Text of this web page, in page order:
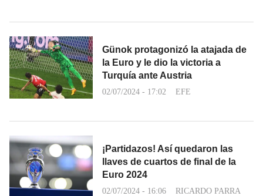
Günok protagonizó la atajada de
la Euro y le dio la victoria a
Turquía ante Austria
02/07/2024 - 17:02 EFE
¡Partidazos! Así quedaron las
llaves de cuartos de final de la
Euro 2024
02/07/2024 - 16:06 RICARDO PARRA